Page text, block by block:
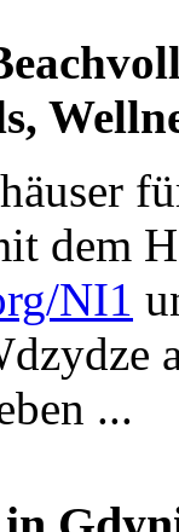
dem
NI1
...